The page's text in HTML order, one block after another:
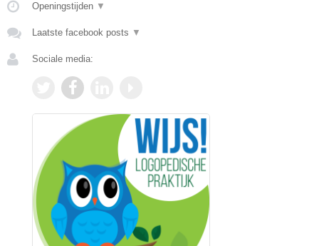
Openingstijden ▼
Laatste facebook posts ▼
Sociale media: